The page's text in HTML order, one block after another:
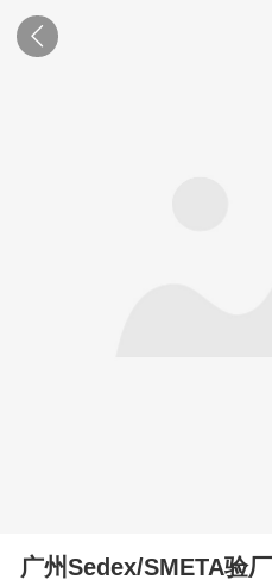
广州Sedex/SMETA验